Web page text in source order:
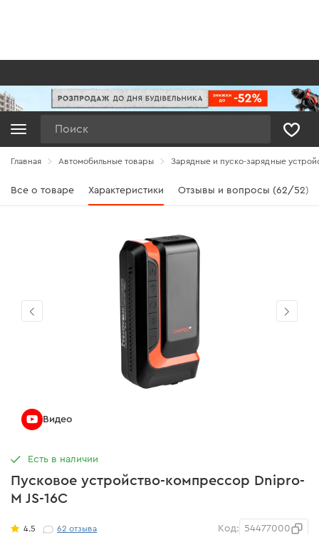
Главная Автомобильные товары Зарядные и пуско-зарядные
Все о товаре Характеристики Отзывы и вопросы (62/52)
Пусковое устройство-компрессор Dnipro-
M JS-16C
4.5 62отзыва Код: 54477000
Есть в наличии
Видео